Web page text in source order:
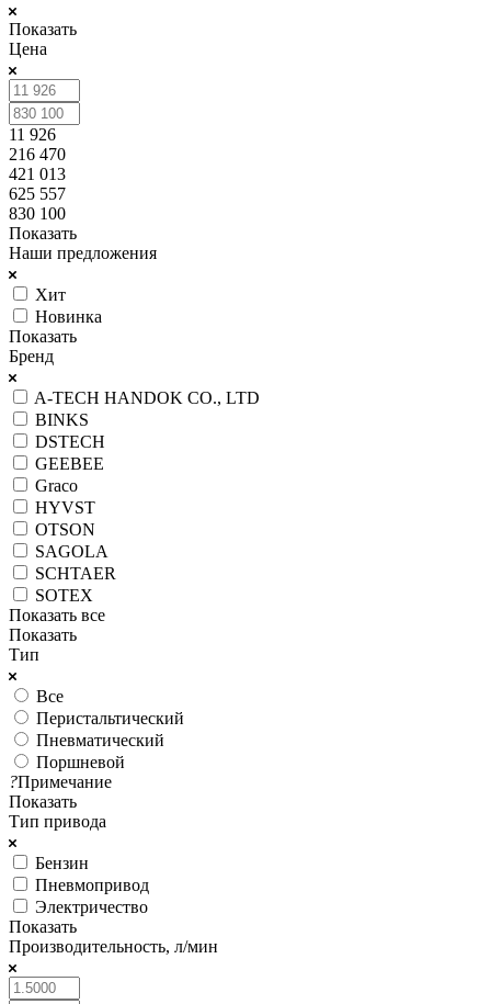
Показать
Цена
11 926
216 470
421 013
625 557
830 100
Показать
Наши предложения
Хит
Новинка
Показать
Бренд
A-TECH HANDOK CO., LTD
BINKS
DSTECH
GEEBEE
Graco
HYVST
OTSON
SAGOLA
SCHTAER
SOTEX
Показать все
Показать
Тип
Все
Перистальтический
Пневматический
Поршневой
?Примечание
Показать
Тип привода
Бензин
Пневмопривод
Электричество
Показать
Производительность, л/мин